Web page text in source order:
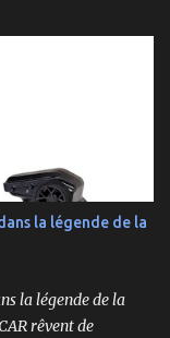
la légende de la
la légende de la
rêvent de